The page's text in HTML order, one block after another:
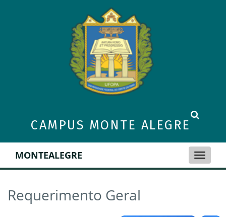
CAMPUS MONTE ALEGRE
Toggle
MONTEALEGRE
Requerimento Geral